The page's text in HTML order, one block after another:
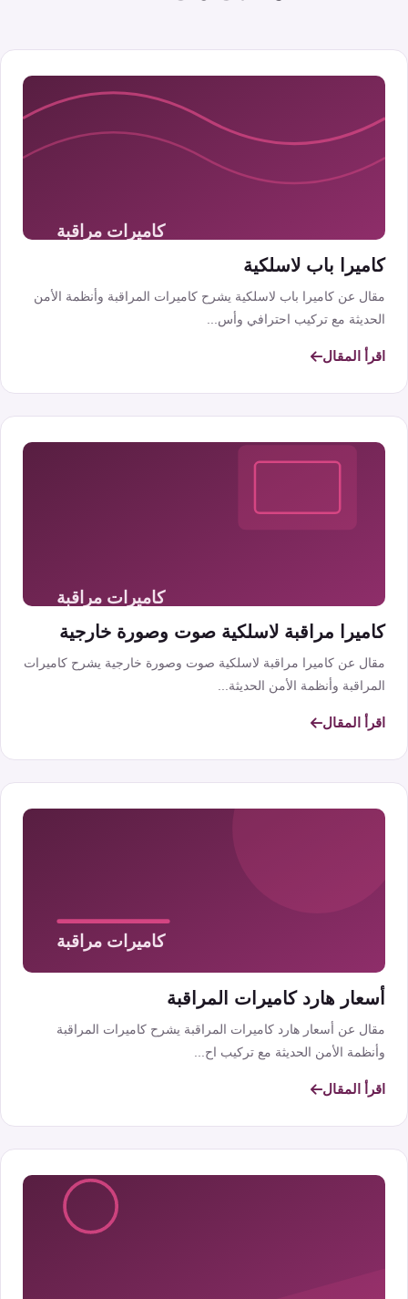
كاميرا باب لاسلكية
مقال عن كاميرا باب لاسلكية يشرح كاميرات المراقبة وأنظمة الأمن
الحديثة مع تركيب احترافي وأس...
اقرأ المقال
كاميرا مراقبة لاسلكية صوت وصورة خارجية
مقال عن كاميرا مراقبة لاسلكية صوت وصورة خارجية يشرح كاميرات
المراقبة وأنظمة الأمن الحديثة...
اقرأ المقال
أسعار هارد كاميرات المراقبة
مقال عن أسعار هارد كاميرات المراقبة يشرح كاميرات المراقبة
وأنظمة الأمن الحديثة مع تركيب اح...
اقرأ المقال